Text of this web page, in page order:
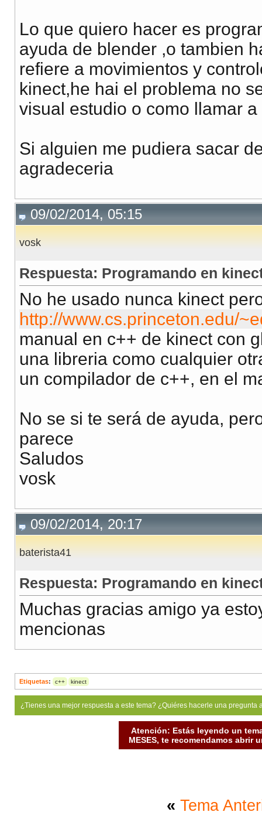
Lo que quiero hacer es
ayuda de blender ,o tambien
refiere a movimientos y
kinect,he hai el problema no
visual estudio o como llamar
Si alguien me pudiera sacar
agradeceria
09/02/2014, 05:15
vosk
Respuesta: Programando en
No he usado nunca kinect
http://www.cs.princeton.edu/
manual en c++ de kinect con
una libreria como cualquier
un compilador de c++, en el
No se si te será de ayuda,
parece
Saludos
vosk
09/02/2014, 20:17
baterista41
Respuesta: Programando en
Muchas gracias amigo ya
mencionas
Etiquetas: c++ kinect
¿Tienes una mejor respuesta a este tema? ¿Quiéres hacerle una
Atención: Estás leyendo un
MESES, te recomendamos abrir
« Tema